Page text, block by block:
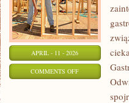
APRIL - 11 - 2026
COMMENTS OFFON
RESTAURACJE